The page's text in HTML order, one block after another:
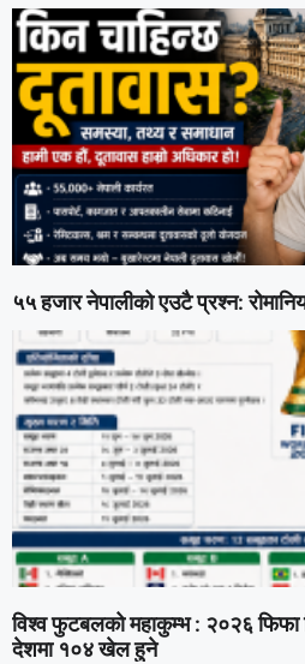
५५ हजार नेपालीको एउटै प्रश्न:
विश्व फुटबलको महाकुम्भ : २०२६ फिफा
देशमा १०४ खेल हुने